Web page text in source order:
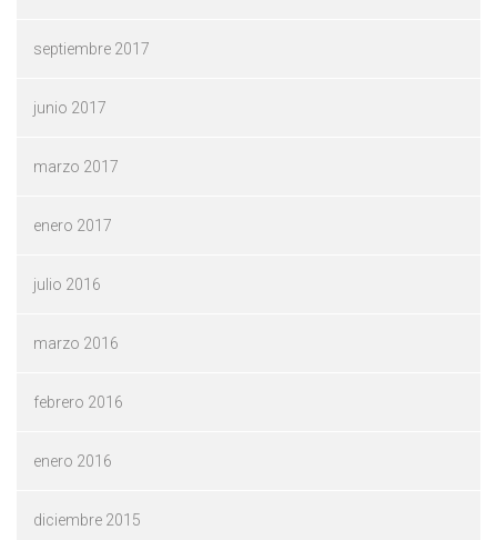
septiembre 2017
junio 2017
marzo 2017
enero 2017
julio 2016
marzo 2016
febrero 2016
enero 2016
diciembre 2015